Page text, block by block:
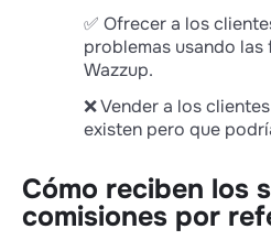
✅ Ofrecer a los
problemas usando
Wazzup.
❌ Vender a los
existen pero que
Cómo reciben los
comisiones por